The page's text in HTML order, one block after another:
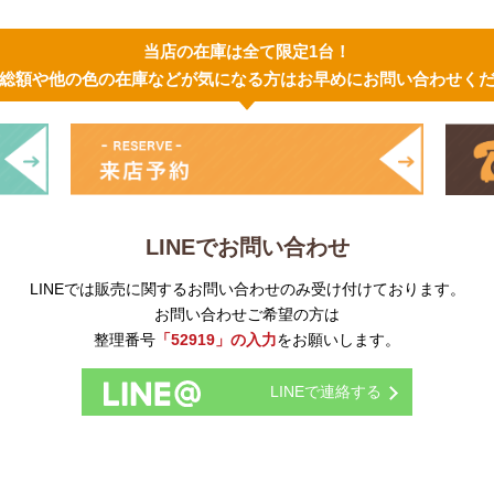
当店の在庫は全て限定1台！
額や他の色の在庫などが気になる方はお早めにお問い合わせく
LINEでお問い合わせ
LINEでは販売に関するお問い合わせのみ受け付けております。
お問い合わせご希望の方は
整理番号 「52919」の入力をお願いします。
LINEで連絡する